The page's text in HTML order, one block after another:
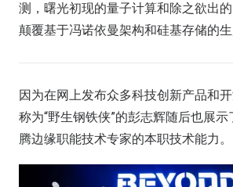
测，曙光初现的量子计算和除之欲出
颠覆基于冯诺依曼架构和硅基存储的生
因为在网上发布众多科技创新产品和
称为“野生钢铁侠”的彭志辉随后也展
腾边缘职能技术专家的本职技术能力。